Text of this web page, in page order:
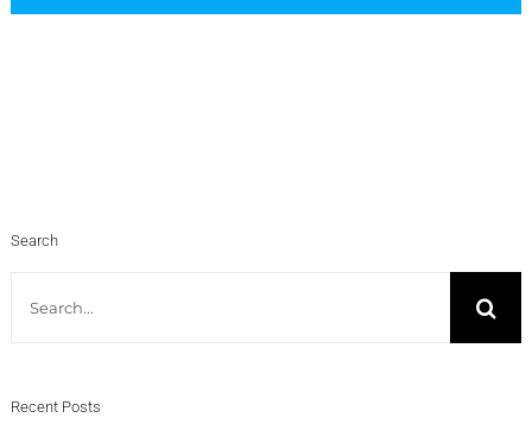
Search
Recent Posts